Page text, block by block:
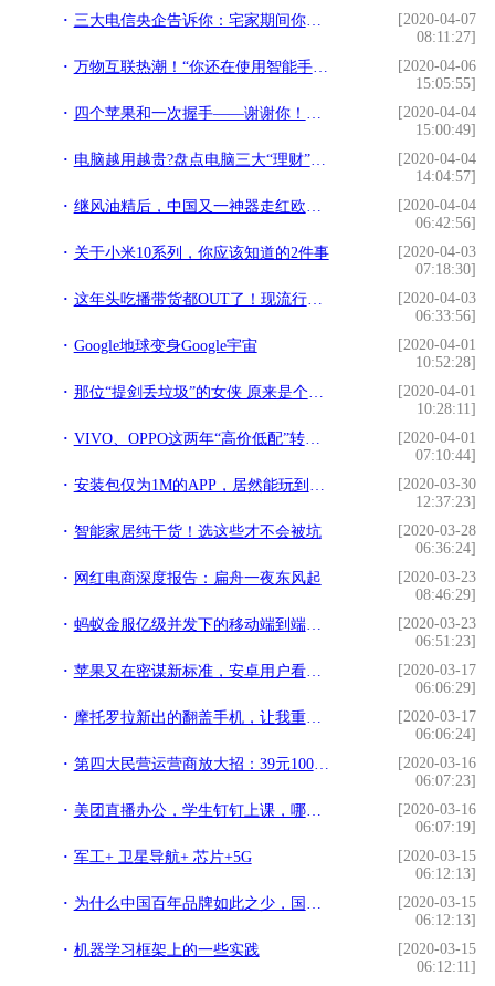
三大电信央企告诉你：宅家期间你都在干啥
[2020-04-07
08:11:27]
万物互联热潮！“你还在使用智能手机！那你已经OUT啦”
[2020-04-06
15:05:55]
四个苹果和一次握手——谢谢你！来自辽宁的医护
[2020-04-04
15:00:49]
电脑越用越贵?盘点电脑三大“理财”产品,二手比新的还值钱
[2020-04-04
14:04:57]
继风油精后，中国又一神器走红欧洲，并深受当地人追捧
[2020-04-04
06:42:56]
关于小米10系列，你应该知道的2件事
[2020-04-03
07:18:30]
这年头吃播带货都OUT了！现流行看“课播”涨姿势
[2020-04-03
06:33:56]
Google地球变身Google宇宙
[2020-04-01
10:52:28]
那位“提剑丢垃圾”的女侠 原来是个来自四川雅安的大四女生
[2020-04-01
10:28:11]
VIVO、OPPO这两年“高价低配”转向“技术为先”走向国际大舞台
[2020-04-01
07:10:44]
安装包仅为1M的APP，居然能玩到三款游戏
[2020-03-30
12:37:23]
智能家居纯干货！选这些才不会被坑
[2020-03-28
06:36:24]
网红电商深度报告：扁舟一夜东风起
[2020-03-23
08:46:29]
蚂蚁金服亿级并发下的移动端到端网络接入架构
[2020-03-23
06:51:23]
苹果又在密谋新标准，安卓用户看完都笑了
[2020-03-17
06:06:29]
摩托罗拉新出的翻盖手机，让我重新认识了折叠屏
[2020-03-17
06:06:24]
第四大民营运营商放大招：39元100GB，生日，纪念日号开放
[2020-03-16
06:07:23]
美团直播办公，学生钉钉上课，哪些行业即将迅速发展？
[2020-03-16
06:07:19]
军工+ 卫星导航+ 芯片+5G
[2020-03-15
06:12:13]
为什么中国百年品牌如此之少，国外却比比皆是？LV、德芙给你答案
[2020-03-15
06:12:13]
机器学习框架上的一些实践
[2020-03-15
06:12:11]